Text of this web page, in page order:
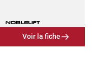
Voir la fiche